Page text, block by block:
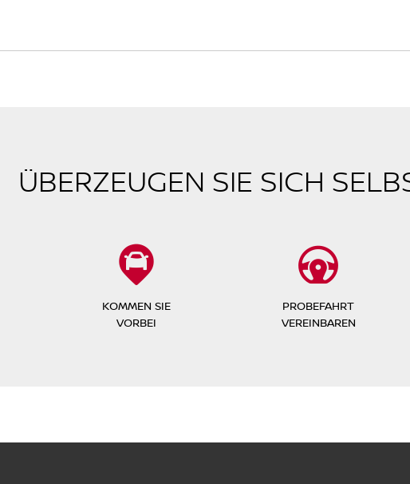
ÜBERZEUGEN SIE SICH
KOMMEN SIE
VORBEI
PROBEFAHRT
VEREINBAREN